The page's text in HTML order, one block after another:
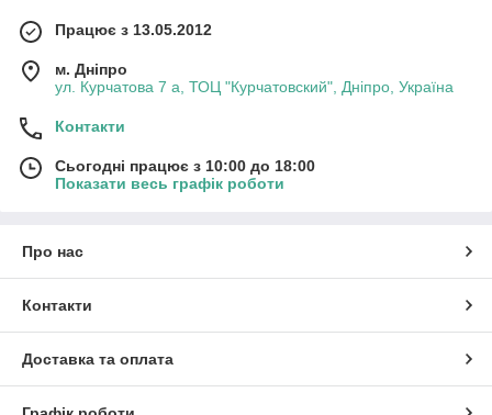
Працює з 13.05.2012
м. Дніпро
ул. Курчатова 7 а, ТОЦ "Курчатовский", Дніпро, Україна
Контакти
Сьогодні працює з 10:00 до 18:00
Показати весь графік роботи
Про нас
Контакти
Доставка та оплата